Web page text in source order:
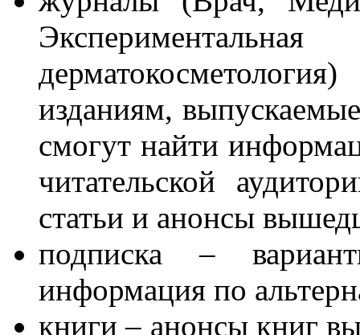
изданиям,
смогут найти
читательской
статьи и анонсы
подписка –
информация по
книги – анонсы книг